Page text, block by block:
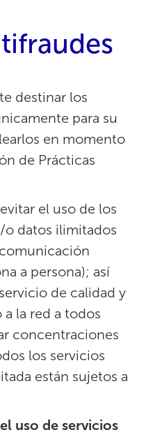
destinar los
para su
en momento
de Prácticas
el uso de los
o datos ilimitados
a persona); así
de calidad y
la red a todos
concentraciones
los servicios
están sujetos a
uso de servicios